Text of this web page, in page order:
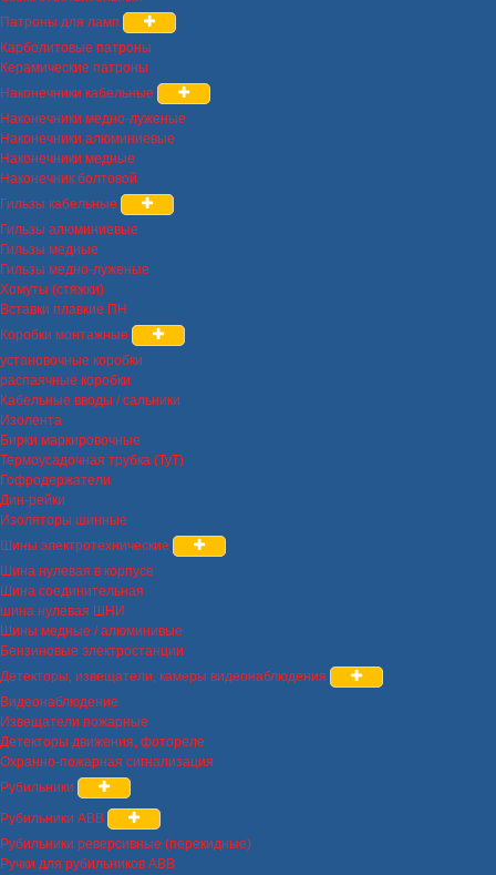
Патроны для ламп
Карболитовые патроны
Керамические патроны
Наконечники кабельные
Наконечники медно-луженые
Наконечники алюминиевые
Наконечники медные
Наконечник болтовой
Гильзы кабельные
Гильзы алюминиевые
Гильзы медные
Гильзы медно-луженые
Хомуты (стяжки)
Вставки плавкие ПН
Коробки монтажные
установочные коробки
распаячные коробки
Кабельные вводы / сальники
Изолента
Бирки маркировочные
Термоусадочная трубка (ТуТ)
Гофродержатели
Дин-рейки
Изоляторы шинные
Шины электротехнические
Шина нулевая в корпусе
Шина соединительная
шина нулевая ШНИ
Шины медные / алюминивые
Бензиновые электростанции
Детекторы, извещатели, камеры видеонаблюдения
Видеонаблюдение
Извещатели пожарные
Детекторы движения, фотореле
Охранно-пожарная сигнализация
Рубильники
Рубильники ABB
Рубильники реверсивные (перекидные)
Ручки для рубильников ABB